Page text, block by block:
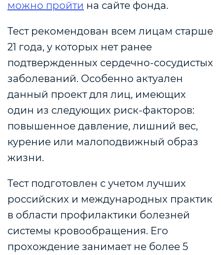
можно пройти на сайте фонда.
Тест рекомендован всем лицам старше
21 года, у которых нет ранее
подтвержденных сердечно-сосудистых
заболеваний. Особенно актуален
данный проект для лиц, имеющих
один из следующих риск-факторов:
повышенное давление, лишний вес,
курение или малоподвижный образ
жизни.
Тест подготовлен с учетом лучших
российских и международных практик
в области профилактики болезней
системы кровообращения. Его
прохождение занимает не более 5